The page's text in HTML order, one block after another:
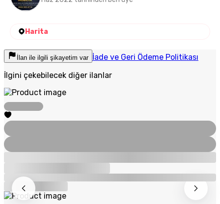
Harita
İlan ile ilgili şikayetim var İade ve Geri Ödeme Politikası
İlgini çekebilecek diğer ilanlar